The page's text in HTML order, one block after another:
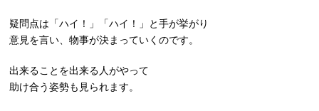
疑問点は「ハイ！」「ハイ！」と手が挙がり
意見を言い、物事が決まっていくのです。
出来ることを出来る人がやって
助け合う姿勢も見られます。